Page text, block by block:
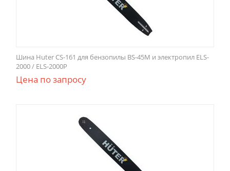
Шина Huter CS-161 для бензопилы BS-45M и электропил ELS-
2000 / ELS-2000P
Цена по запросу